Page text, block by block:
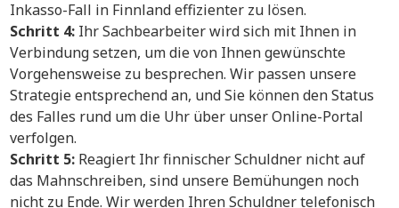
Inkasso-Fall in Finnland effizienter zu lösen.
Schritt 4: Ihr Sachbearbeiter wird sich mit Ihnen in
Verbindung setzen, um die von Ihnen gewünschte
Vorgehensweise zu besprechen. Wir passen unsere
Strategie entsprechend an, und Sie können den Status
des Falles rund um die Uhr über unser Online-Portal
verfolgen.
Schritt 5: Reagiert Ihr finnischer Schuldner nicht auf
das Mahnschreiben, sind unsere Bemühungen noch
nicht zu Ende. Wir werden Ihren Schuldner telefonisch